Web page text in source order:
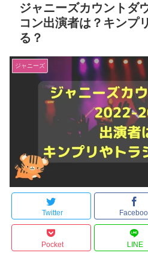
ジャニーズカウントダ
コン出演者は？キンプ
る？
ジャニーズ
Twitter
Pocket LINE